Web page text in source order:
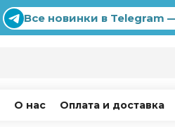
Все новинки в Telegram
О нас Оплата и доставка